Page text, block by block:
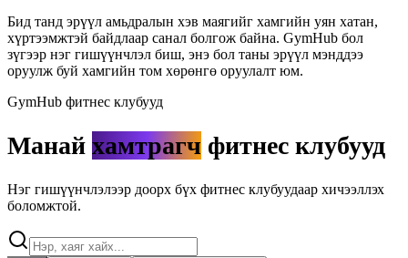
Бид танд эрүүл амьдралын хэв маягийг хамгийн уян хатан,
хүртээмжтэй байдлаар санал болгож байна. GymHub бол
зүгээр нэг гишүүнчлэл биш, энэ бол таны эрүүл мэнддээ
оруулж буй хамгийн том хөрөнгө оруулалт юм.
GymHub фитнес клубууд
Манай хамтрагч фитнес клубууд
Нэг гишүүнчлэлээр доорх бүх фитнес клубуудаар хичээллэх
боломжтой.